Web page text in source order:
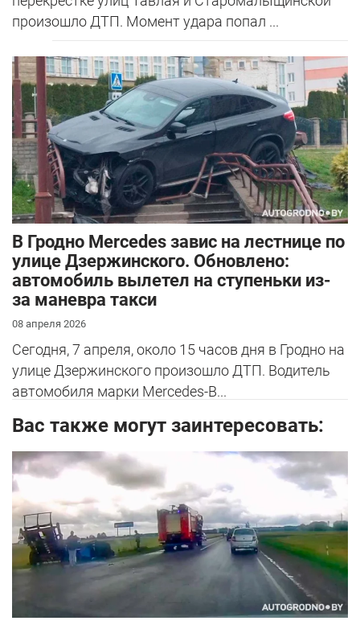
произошло ДТП. Момент удара попал ...
В Гродно Mercedes завис на лестнице по
улице Дзержинского. Обновлено:
автомобиль вылетел на ступеньки из-
за маневра такси
08 апреля 2026
Сегодня, 7 апреля, около 15 часов дня в Гродно на
улице Дзержинского произошло ДТП. Водитель
автомобиля марки Mercedes-B...
Вас также могут заинтересовать: